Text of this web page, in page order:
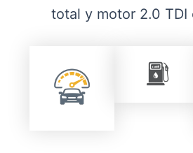
total y motor 2.0 TDI